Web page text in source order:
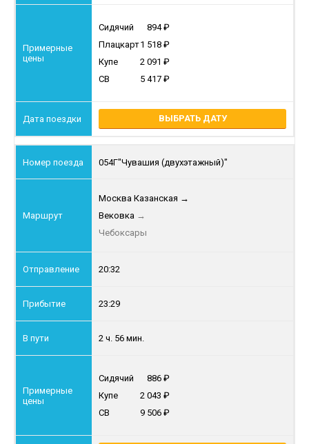
Сидячий
894
Плацкарт1 518
Купе
2 091
СВ
5 417
ВЫБРАТЬ ДАТУ
054Г"Чувашия (двухэтажный)"
Москва Казанская →
Вековка →
Чебоксары
20:32
23:29
2 ч. 56 мин.
Сидячий
886
Купе
2 043
СВ
9 506